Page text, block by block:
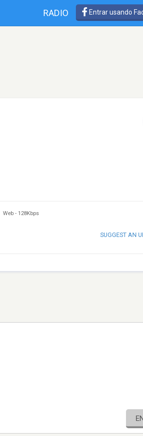
RADIO Entrar usando
Web - 128Kbps
SUGGEST AN